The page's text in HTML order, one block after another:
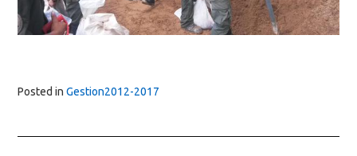
Posted in Gestion2012-2017